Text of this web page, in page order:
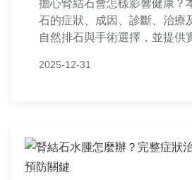
擔心腎結石會怎樣影響健康？
石的症狀、成因、診斷、治療
自然排石與手術選擇，並提供
盖從輕微不適到緊急處理的所
2025-12-31